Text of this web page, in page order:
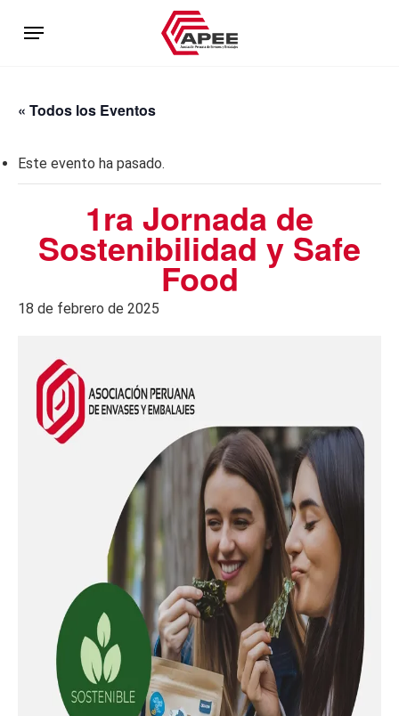
main
Menu
« Todos los Eventos
Este evento ha pasado.
1ra Jornada de
Sostenibilidad y Safe
Food
18 de febrero de 2025